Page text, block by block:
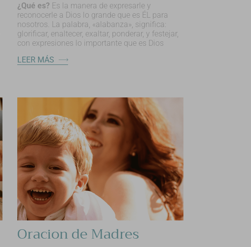
¿Qué es? Es la manera de expresarle y
reconocerle a Dios lo grande que es ÉL para
nosotros. La palabra, «alabanza», significa:
glorificar, enaltecer, exaltar, ponderar, y festejar,
con expresiones lo importante que es Dios
LEER MÁS
Oracion de Madres